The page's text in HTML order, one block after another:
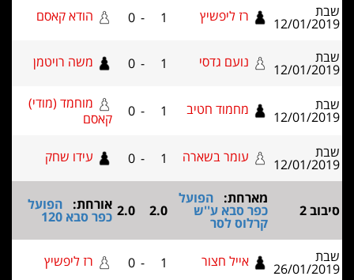
12/01/ רז ליפשיץ 1
0 הודא קאסם
12/01/ נועם גדסי 1
0 משה רויטמן
12/01/ מחמוד חטיב 1
0
מוחמד (מודי)
קאסם
12/01/ עומר בשארה 1
0 עידו שחק
מארחת:הפועל
כפר סבא ע''ש
קרלוס לסר
2.0
2.0 אורחת:הפועל
כפר סבא 120
26/01/ אייל חצור 0 רז ליפשיץ